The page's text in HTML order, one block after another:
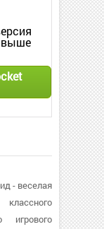
выше
- веселая
игрового